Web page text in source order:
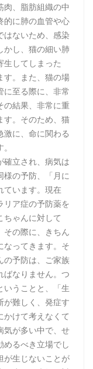
肉、脂肪組織の中
的に肺の血管や心
はないため、感染
かし、猫の細い肺
生してしまった
す。また、猫の場
に至る際に、非常
の結果、非常に重
す。そのため、猫
激に、命に関わる
確立され、病気は
様の予防、「月に
ています。現在
リア症の予防薬を
ちゃんに対して
その際に、きちん
なってきます。そ
の予防は、ご家族
ばなりません。つ
いうことと、「生
が難しく、発症す
かけて考えなくて
気が多い中で、せ
めるべき立場でし
が生じないことが